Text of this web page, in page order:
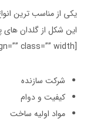
یکی از مناسب ترین
این شکل از گلدان های
[box type=”info” align=”” class=”” width=””]قیمت گلدان پلاستیکی نرده ای با توجه به چند فاکتور مشخص می شود که عبارتند از:
شرکت سازنده
کیفیت و دوام
مواد اولیه ساخت